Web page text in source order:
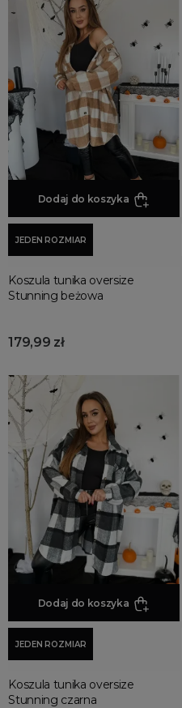
Dodaj do koszyka
JEDEN ROZMIAR
Koszula tunika oversize
Stunning beżowa
179,99 zł
Dodaj do koszyka
JEDEN ROZMIAR
Koszula tunika oversize
Stunning czarna